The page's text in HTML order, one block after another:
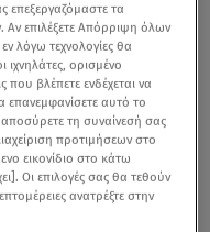
επεξεργαζόμαστε τα
επιλέξετε Απόρριψη όλων
λόγω τεχνολογίες θα
ορισμένο
που βλέπετε ενδέχεται να
επανεμφανίσετε αυτό το
αποσύρετε τη συναίνεσή σας
προτιμήσεων στο
εικονίδιο στο κάτω
Οι επιλογές σας θα τεθούν
ανατρέξτε στην